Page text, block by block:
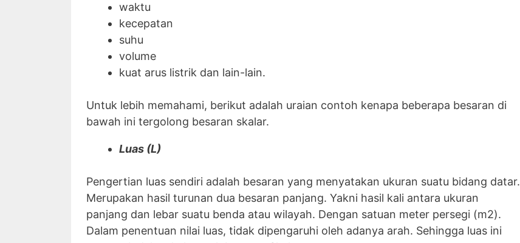
waktu
kecepatan
suhu
volume
kuat arus listrik dan lain-lain.
Untuk lebih memahami, berikut adalah uraian contoh kenapa beberapa besaran di
bawah ini tergolong besaran skalar.
Luas (L)
Pengertian luas sendiri adalah besaran yang menyatakan ukuran suatu bidang datar.
Merupakan hasil turunan dua besaran panjang. Yakni hasil kali antara ukuran
panjang dan lebar suatu benda atau wilayah. Dengan satuan meter persegi (m2).
Dalam penentuan nilai luas, tidak dipengaruhi oleh adanya arah. Sehingga luas ini